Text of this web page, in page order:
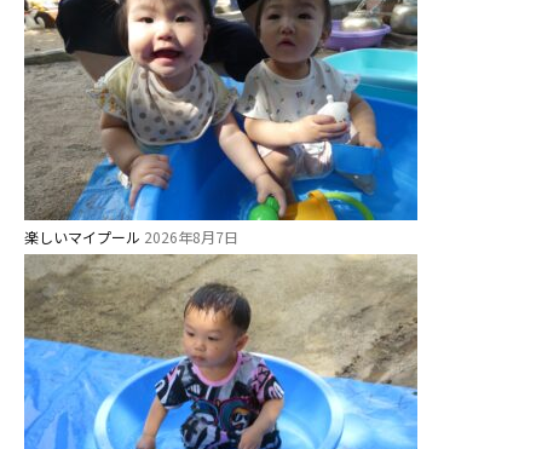
楽しいマイプール 2026年8月7日
学校法⼈諏訪森学園 諏訪森幼稚
園
⼤阪府私⽴幼稚園連盟
社会福祉法人野田福祉会